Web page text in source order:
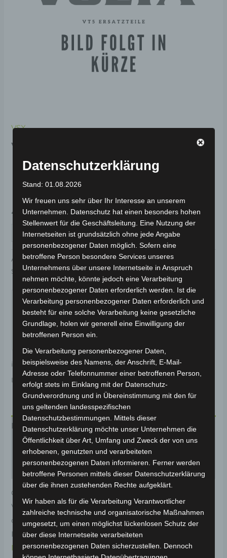
VSX
VSX VORDERER
KOTFLÜGELABDECKUNG-
PERLMUTTWEISS
49,00€ *
IN DEN WARENKORB
Artikelnummer:3H202-6005A-17 Kategorie:VSX
Schlagwort:Karosserie & Verkleidung
Garantiert sicherer Checkout
inkl. 19 % MwSt.Kostenloser Versand
Lieferzeit:
Beschreibung
Produktsicherheit
Rezensionen (0)
Original-Ersatzteil für den Elektro-Scooter VSX.
Vorderer kotflügelabdeckung-perlmuttweiss für
optimale Funktionalität und Haltbarkeit. Weitere
Informationen zum Fahrzeug findest du hier:
Motor Elektro-Scooter VSX .
Datenschutzerklärung
Stand: 01.08.2026
Wir freuen uns sehr über Ihr Interesse an unserem
Unternehmen. Datenschutz hat einen besonders hohen
Stellenwert für die Geschäftsleitung. Eine Nutzung der
Internetseiten ist grundsätzlich ohne jede Angabe
personenbezogener Daten möglich. Sofern eine
betroffene Person besondere Services unseres
Unternehmens über unsere Internetseite in Anspruch
nehmen möchte, könnte jedoch eine Verarbeitung
personenbezogener Daten erforderlich werden. Ist die
Verarbeitung personenbezogener Daten erforderlich und
besteht für eine solche Verarbeitung keine gesetzliche
Grundlage, holen wir generell eine Einwilligung der
betroffenen Person ein.
Die Verarbeitung personenbezogener Daten,
beispielsweise des Namens, der Anschrift, E-Mail-
Adresse oder Telefonnummer einer betroffenen Person,
erfolgt stets im Einklang mit der Datenschutz-
Grundverordnung und in Übereinstimmung mit den für
uns geltenden landesspezifischen
Datenschutzbestimmungen. Mittels dieser
Datenschutzerklärung möchte unser Unternehmen die
Öffentlichkeit über Art, Umfang und Zweck der von uns
erhobenen, genutzten und verarbeiteten
personenbezogenen Daten informieren. Ferner werden
betroffene Personen mittels dieser Datenschutzerklärung
über die ihnen zustehenden Rechte aufgeklärt.
Wir haben als für die Verarbeitung Verantwortlicher
zahlreiche technische und organisatorische Maßnahmen
umgesetzt, um einen möglichst lückenlosen Schutz der
über diese Internetseite verarbeiteten
personenbezogenen Daten sicherzustellen. Dennoch